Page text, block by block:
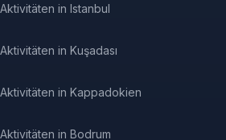
Aktivitäten in Istanbul
Aktivitäten in Kuşadası
Aktivitäten in Kappadokien
Aktivitäten in Bodrum